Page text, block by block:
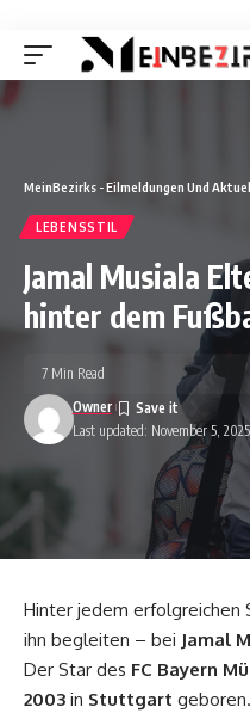
MeinBezirks - Eilmeldungen Und
LEBENSSTIL
Jamal Musiala
hinter dem
Last updated: November 5,
Owner
7 Min Read
Hinter jedem erfolgreichen
ihn begleiten – bei Jamal
Der Star des FC Bayern
2003 in Stuttgart